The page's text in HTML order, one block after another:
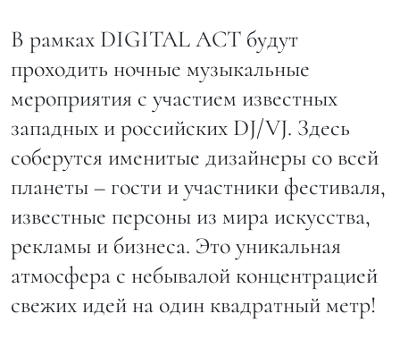
В рамках DIGITAL ACT будут
проходить ночные музыкальные
мероприятия с участием известных
западных и российских DJ/VJ. Здесь
соберутся именитые дизайнеры со всей
планеты – гости и участники фестиваля,
известные персоны из мира искусства,
рекламы и бизнеса. Это уникальная
атмосфера с небывалой концентрацией
свежих идей на один квадратный метр!